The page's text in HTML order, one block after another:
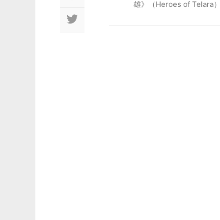
雄》（Heroes of Telara